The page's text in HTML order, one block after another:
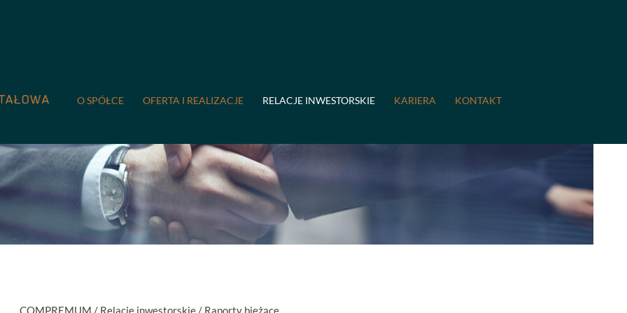
O SPÓŁCE OFERTA I REALIZACJE RELACJE INWESTORSKIE KARIERA KONTAKT
COMPREMUM / Relacje inwestorskie / Raporty bieżące